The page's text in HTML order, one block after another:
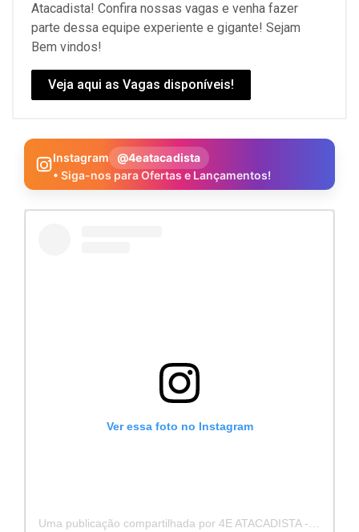
Atacadista! Confira nossas vagas e venha fazer
parte dessa equipe experiente e gigante! Sejam
Bem vindos!
Veja aqui as Vagas disponíveis!
Instagram
@4eatacadista
• Siga-nos para Ofertas e Lançamentos!
Ver essa foto no Instagram